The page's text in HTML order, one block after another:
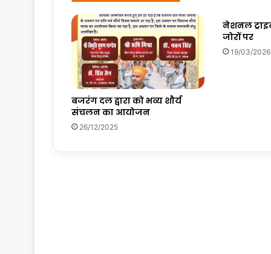
बजरंग दल द्वारा को भव्य शौर्य
संचलन का आयोजन
26/12/2025
नेशनल
जोरों पर
19/03/2026